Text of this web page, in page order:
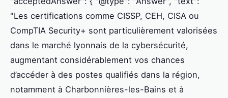
"Les certifications comme CISSP, CEH, CISA ou
CompTIA Security+ sont particulièrement valorisées
dans le marché lyonnais de la cybersécurité,
augmentant considérablement vos chances
d’accéder à des postes qualifiés dans la région,
notamment à Charbonnières-les-Bains et à